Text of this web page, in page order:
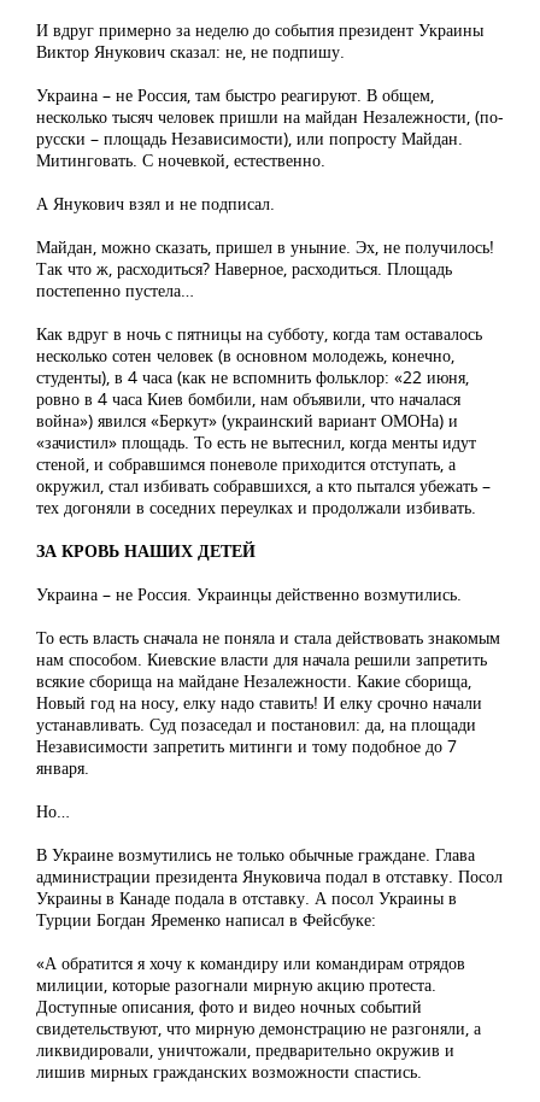
И вдруг примерно за неделю до события президент Украины
Виктор Янукович сказал: не, не подпишу.
Украина – не Россия, там быстро реагируют. В общем,
несколько тысяч человек пришли на майдан Незалежности, (по-
русски – площадь Независимости), или попросту Майдан.
Митинговать. С ночевкой, естественно.
А Янукович взял и не подписал.
Майдан, можно сказать, пришел в уныние. Эх, не получилось!
Так что ж, расходиться? Наверное, расходиться. Площадь
постепенно пустела…
Как вдруг в ночь с пятницы на субботу, когда там оставалось
несколько сотен человек (в основном молодежь, конечно,
студенты), в 4 часа (как не вспомнить фольклор: «22 июня,
ровно в 4 часа Киев бомбили, нам объявили, что началася
война») явился «Беркут» (украинский вариант ОМОНа) и
«зачистил» площадь. То есть не вытеснил, когда менты идут
стеной, и собравшимся поневоле приходится отступать, а
окружил, стал избивать собравшихся, а кто пытался убежать –
тех догоняли в соседних переулках и продолжали избивать.
ЗА КРОВЬ НАШИХ ДЕТЕЙ
Украина – не Россия. Украинцы действенно возмутились.
То есть власть сначала не поняла и стала действовать знакомым
нам способом. Киевские власти для начала решили запретить
всякие сборища на майдане Незалежности. Какие сборища,
Новый год на носу, елку надо ставить! И елку срочно начали
устанавливать. Суд позаседал и постановил: да, на площади
Независимости запретить митинги и тому подобное до 7
января.
Но…
В Украине возмутились не только обычные граждане. Глава
администрации президента Януковича подал в отставку. Посол
Украины в Канаде подала в отставку. А посол Украины в
Турции Богдан Яременко написал в Фейсбуке:
«А обратится я хочу к командиру или командирам отрядов
милиции, которые разогнали мирную акцию протеста.
Доступные описания, фото и видео ночных событий
свидетельствуют, что мирную демонстрацию не разгоняли, а
ликвидировали, уничтожали, предварительно окружив и
лишив мирных гражданских возможности спастись.